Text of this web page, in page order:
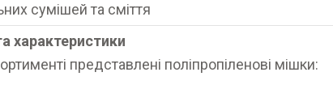
сумішей та сміття
характеристики
представлені поліпропіленові мішки: